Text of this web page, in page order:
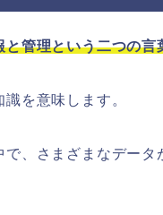
管理という二つの
を意味します。
、さまざまなデータ